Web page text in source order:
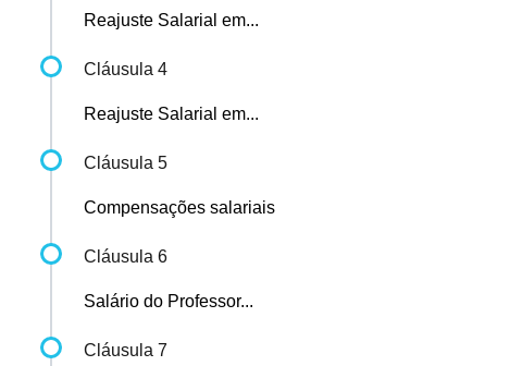
Reajuste Salarial em...
Cláusula 4
Reajuste Salarial em...
Cláusula 5
Compensações salariais
Cláusula 6
Salário do Professor...
Cláusula 7